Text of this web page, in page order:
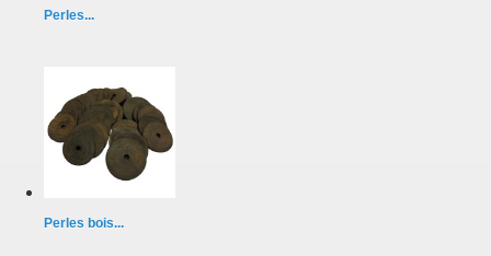
Perles...
Perles bois...